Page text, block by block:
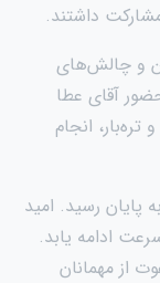
داشتند.
و چالش‌های
آقای عطا
انجام
رسید. امید
ادامه یابد.
از مهمانان